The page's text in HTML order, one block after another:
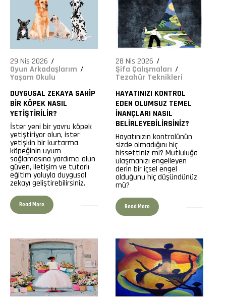
29 Nis 2026
Oyun Arkadaşlarım
Yaşam Okulu
DUYGUSAL ZEKAYA SAHIP
BIR KÖPEK NASIL
YETIŞTIRILIR?
İster yeni bir yavru köpek
yetiştiriyor olun, ister
yetişkin bir kurtarma
köpeğinin uyum
sağlamasına yardımcı olun
güven, iletişim ve tutarlı
eğitim yoluyla duygusal
zekayı geliştirebilirsiniz.
Read More
28 Nis 2026
Şifa Çalışmaları
Tezahür Teknikleri
HAYATINIZI KONTROL
EDEN OLUMSUZ TEMEL
İNANÇLARI NASIL
BELIRLEYEBILIRSINIZ?
Hayatınızın kontrolünün
sizde olmadığını hiç
hissettiniz mi? Mutluluğa
ulaşmanızı engelleyen
derin bir içsel engel
olduğunu hiç düşündünüz
mü?
Read More
195 2366